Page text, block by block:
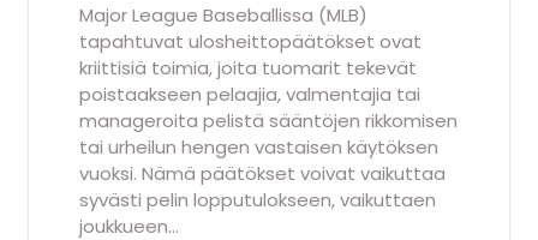
Major League Baseballissa (MLB)
tapahtuvat ulosheittopäätökset ovat
kriittisiä toimia, joita tuomarit tekevät
poistaakseen pelaajia, valmentajia tai
manageroita pelistä sääntöjen rikkomisen
tai urheilun hengen vastaisen käytöksen
vuoksi. Nämä päätökset voivat vaikuttaa
syvästi pelin lopputulokseen, vaikuttaen
joukkueen…